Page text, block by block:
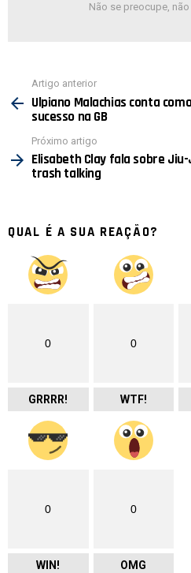
Não se preocupe,
mais
Artigo anterior
Ulpiano Malachias conta
sucesso na GB
Próximo artigo
Elisabeth Clay fala sobre
trash talking
QUAL É A SUA REAÇÃO?
0
GRRRR!
0
WTF!
0
WIN!
0
OMG